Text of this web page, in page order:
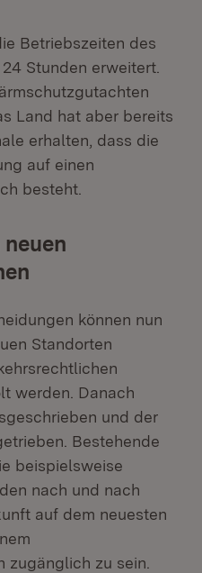
Betriebszeiten des
Stunden erweitert.
Land hat aber bereits
erhalten, dass die
auf einen
besteht.
können nun
Standorten
werden. Danach
und der
Bestehende
beispielsweise
nach und nach
auf dem neuesten
zugänglich zu sein.